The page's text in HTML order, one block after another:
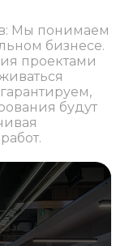
Мы понимаем
бизнесе.
проектами
будут